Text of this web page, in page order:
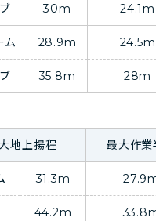
30m 24.1m
ム 28.9m
24.5m
35.8m 28m
地上揚程 最大作業
31.3m
44.2m